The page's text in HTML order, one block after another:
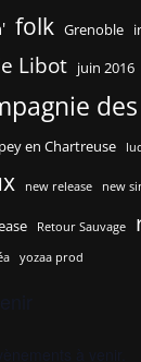
folk Grenoble
Libot juin 2016
en Chartreuse
new release new
Retour Sauvage
yozaa prod